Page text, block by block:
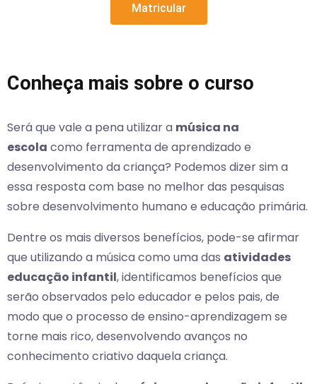
Matricular
Conheça mais sobre o curso
Será que vale a pena utilizar a música na
escola como ferramenta de aprendizado e
desenvolvimento da criança? Podemos dizer sim a
essa resposta com base no melhor das pesquisas
sobre desenvolvimento humano e educação primária.
Dentre os mais diversos benefícios, pode-se afirmar
que utilizando a música como uma das atividades
educação infantil, identificamos benefícios que
serão observados pelo educador e pelos pais, de
modo que o processo de ensino-aprendizagem se
torne mais rico, desenvolvendo avanços no
conhecimento criativo daquela criança.